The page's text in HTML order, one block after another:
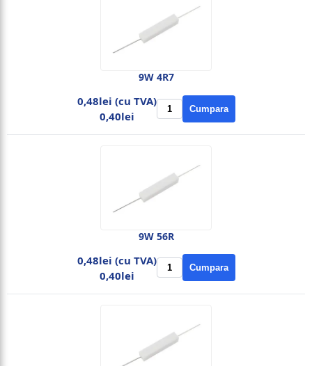
9W 4R7
0,48lei (cu TVA)
0,40lei
Cumpara
9W 56R
0,48lei (cu TVA)
0,40lei
Cumpara